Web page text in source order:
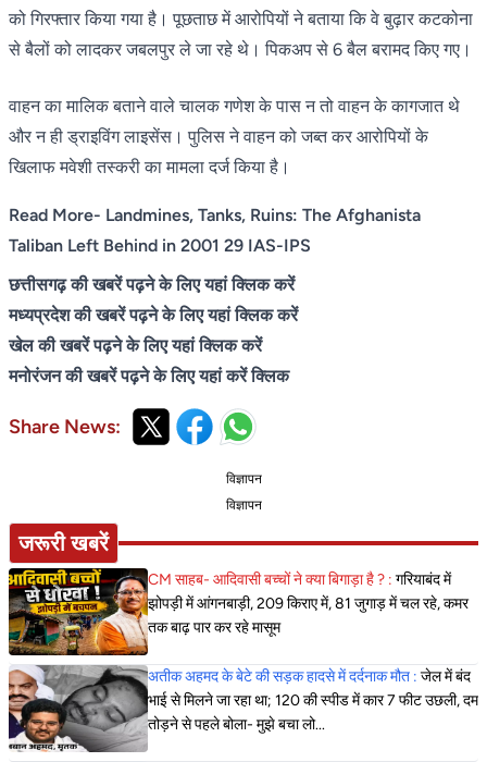
को गिरफ्तार किया गया है। पूछताछ में आरोपियों ने बताया कि वे बुढ़ार कटकोना
से बैलों को लादकर जबलपुर ले जा रहे थे। पिकअप से 6 बैल बरामद किए गए।
वाहन का मालिक बताने वाले चालक गणेश के पास न तो वाहन के कागजात थे
और न ही ड्राइविंग लाइसेंस। पुलिस ने वाहन को जब्त कर आरोपियों के
खिलाफ मवेशी तस्करी का मामला दर्ज किया है।
Read More- Landmines, Tanks, Ruins: The Afghanista
Taliban Left Behind in 2001 29 IAS-IPS
छत्तीसगढ़ की खबरें पढ़ने के लिए यहां क्लिक करें
मध्यप्रदेश की खबरें पढ़ने के लिए यहां क्लिक करें
खेल की खबरें पढ़ने के लिए यहां क्लिक करें
मनोरंजन की खबरें पढ़ने के लिए यहां करें क्लिक
Share News:
विज्ञापन
विज्ञापन
जरूरी खबरें
CM साहब- आदिवासी बच्चों ने क्या बिगाड़ा है ? : गरियाबंद में
झोपड़ी में आंगनबाड़ी, 209 किराए में, 81 जुगाड़ में चल रहे, कमर
तक बाढ़ पार कर रहे मासूम
अतीक अहमद के बेटे की सड़क हादसे में दर्दनाक मौत : जेल में बंद
भाई से मिलने जा रहा था; 120 की स्पीड में कार 7 फीट उछली, दम
तोड़ने से पहले बोला- मुझे बचा लो...